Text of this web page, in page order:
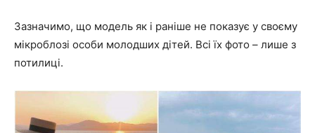
Зазначимо, що модель як і раніше не показує у своєму
мікроблозі особи молодших дітей. Всі їх фото – лише з
потилиці.